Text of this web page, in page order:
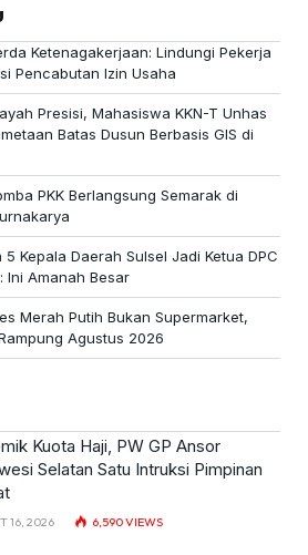
Ketenagakerjaan: Lindungi Pekerja
Pencabutan Izin Usaha
Presisi, Mahasiswa KKN-T Unhas
Batas Dusun Berbasis GIS di
PKK Berlangsung Semarak di
Kepala Daerah Sulsel Jadi Ketua DPC
Ini Amanah Besar
Merah Putih Bukan Supermarket,
Agustus 2026
Kuota Haji, PW GP Ansor
Selatan Satu Intruksi Pimpinan
16, 2026 6,590VIEWS